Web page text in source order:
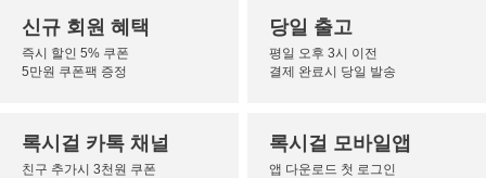
신규 회원 혜택
즉시 할인 5% 쿠폰
5만원 쿠폰팩 증정
당일 출고
평일 오후 3시 이전
결제 완료시 당일 발송
록시걸 카톡 채널
친구 추가시 3천원 쿠폰
록시걸 모바일앱
앱 다운로드 첫 로그인